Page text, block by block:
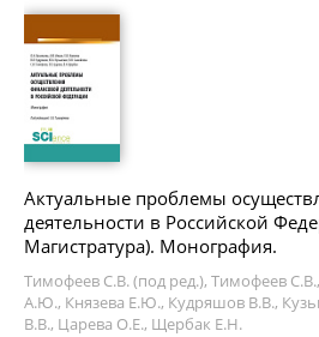
Актуальные проблемы
деятельности в Российской
Магистратура). Монография.
Тимофеев С.В. (под ред.), Тимофеев
А.Ю., Князева Е.Ю., Кудряшов В.В.,
В.В., Царева О.Е., Щербак Е.Н.